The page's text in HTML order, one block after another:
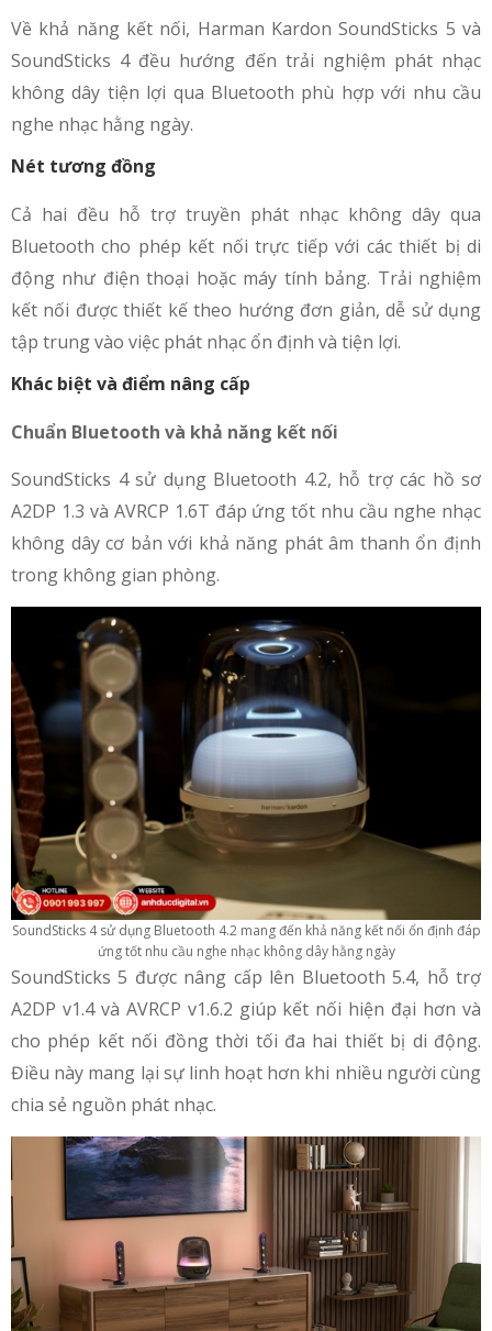
Về khả năng kết nối, Harman Kardon SoundSticks 5 và
SoundSticks 4 đều hướng đến trải nghiệm phát nhạc
không dây tiện lợi qua Bluetooth phù hợp với nhu cầu
nghe nhạc hằng ngày.
Nét tương đồng
Cả hai đều hỗ trợ truyền phát nhạc không dây qua
Bluetooth cho phép kết nối trực tiếp với các thiết bị di
động như điện thoại hoặc máy tính bảng. Trải nghiệm
kết nối được thiết kế theo hướng đơn giản, dễ sử dụng
tập trung vào việc phát nhạc ổn định và tiện lợi.
Khác biệt và điểm nâng cấp
Chuẩn Bluetooth và khả năng kết nối
SoundSticks 4 sử dụng Bluetooth 4.2, hỗ trợ các hồ sơ
A2DP 1.3 và AVRCP 1.6T đáp ứng tốt nhu cầu nghe nhạc
không dây cơ bản với khả năng phát âm thanh ổn định
trong không gian phòng.
SoundSticks 4 sử dụng Bluetooth 4.2 mang đến khả năng kết nối ổn định đáp
ứng tốt nhu cầu nghe nhạc không dây hằng ngày
SoundSticks 5 được nâng cấp lên Bluetooth 5.4, hỗ trợ
A2DP v1.4 và AVRCP v1.6.2 giúp kết nối hiện đại hơn và
cho phép kết nối đồng thời tối đa hai thiết bị di động.
Điều này mang lại sự linh hoạt hơn khi nhiều người cùng
chia sẻ nguồn phát nhạc.